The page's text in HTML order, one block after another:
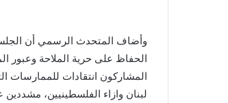
وأضاف المتحدث الرسمي أن
الحفاظ على حرية الملاحة وعبور
المشاركون انتقادات للممارسات
لبنان وازاء الفلسطينيين،